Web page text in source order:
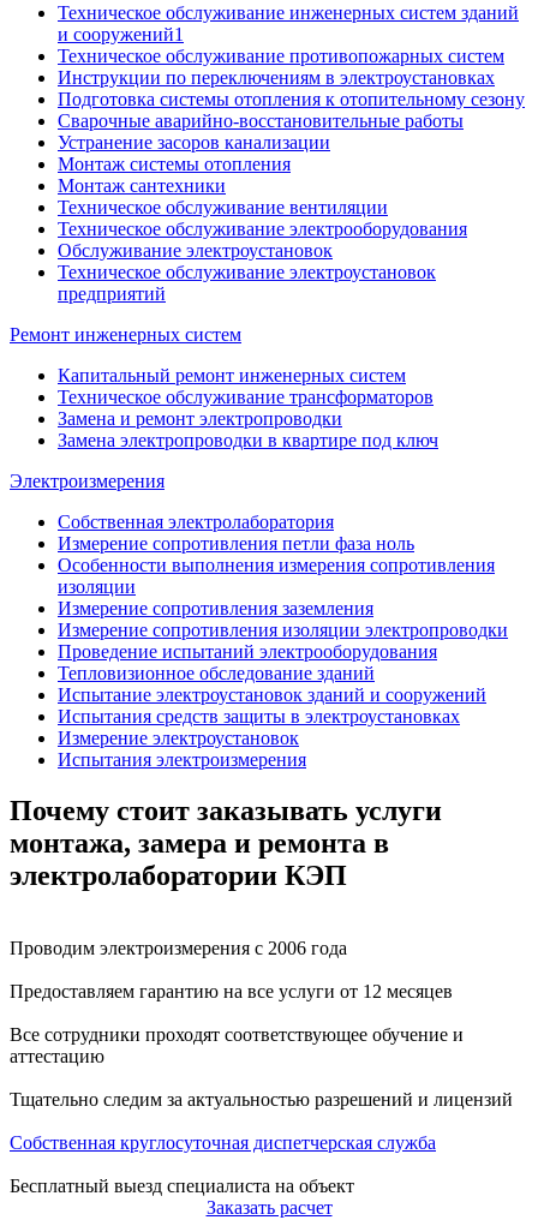
Техническое обслуживание инженерных систем зданий
и сооружений1
Техническое обслуживание противопожарных систем
Инструкции по переключениям в электроустановках
Подготовка системы отопления к отопительному сезону
Сварочные аварийно-восстановительные работы
Устранение засоров канализации
Монтаж системы отопления
Монтаж сантехники
Техническое обслуживание вентиляции
Техническое обслуживание электрооборудования
Обслуживание электроустановок
Техническое обслуживание электроустановок
предприятий
Ремонт инженерных систем
Капитальный ремонт инженерных систем
Техническое обслуживание трансформаторов
Замена и ремонт электропроводки
Замена электропроводки в квартире под ключ
Электроизмерения
Собственная электролаборатория
Измерение сопротивления петли фаза ноль
Особенности выполнения измерения сопротивления
изоляции
Измерение сопротивления заземления
Измерение сопротивления изоляции электропроводки
Проведение испытаний электрооборудования
Тепловизионное обследование зданий
Испытание электроустановок зданий и сооружений
Испытания средств защиты в электроустановках
Измерение электроустановок
Испытания электроизмерения
Почему стоит заказывать услуги
монтажа, замера и ремонта в
электролаборатории КЭП
Проводим электроизмерения с 2006 года
Предоставляем гарантию на все услуги от 12 месяцев
Все сотрудники проходят соответствующее обучение и
аттестацию
Тщательно следим за актуальностью разрешений и лицензий
Собственная круглосуточная диспетчерская служба
Бесплатный выезд специалиста на объект
Заказать расчет